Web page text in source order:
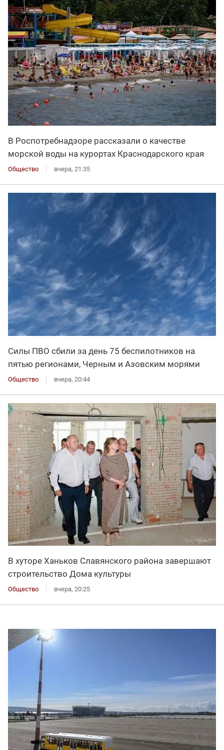
В Роспотребнадзоре рассказали о качестве
морской воды на курортах Краснодарского края
Общество вчера, 21:35
Силы ПВО сбили за день 75 беспилотников на
пятью регионами, Черным и Азовским морями
Общество вчера, 20:44
В хуторе Ханьков Славянского района завершают
строительство Дома культуры
Общество вчера, 20:25